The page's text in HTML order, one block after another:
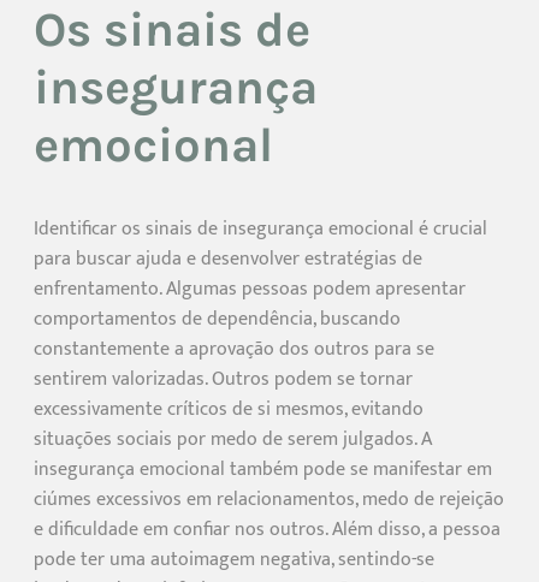
Os sinais de
insegurança
emocional
Identificar os sinais de insegurança emocional é crucial
para buscar ajuda e desenvolver estratégias de
enfrentamento. Algumas pessoas podem apresentar
comportamentos de dependência, buscando
constantemente a aprovação dos outros para se
sentirem valorizadas. Outros podem se tornar
excessivamente críticos de si mesmos, evitando
situações sociais por medo de serem julgados. A
insegurança emocional também pode se manifestar em
ciúmes excessivos em relacionamentos, medo de rejeição
e dificuldade em confiar nos outros. Além disso, a pessoa
pode ter uma autoimagem negativa, sentindo-se